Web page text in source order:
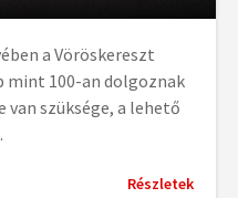
a Vöröskereszt
mint 100-an dolgoznak
van szüksége, a lehető
Részletek